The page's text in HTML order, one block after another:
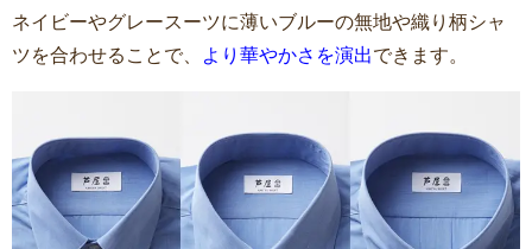
ネイビーやグレースーツに薄いブルーの無地や織り柄シャ
ツを合わせることで、
より華やかさを演出できます。